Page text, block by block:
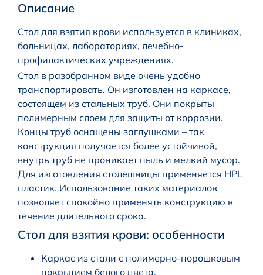
Описание
Стол для взятия крови используется в клиниках,
больницах, лабораториях, лечебно-
профилактических учреждениях.
Стол в разобранном виде очень удобно
транспортировать. Он изготовлен на каркасе,
состоящем из стальных труб. Они покрыты
полимерным слоем для защиты от коррозии.
Концы труб оснащены заглушками – так
конструкция получается более устойчивой,
внутрь труб не проникает пыль и мелкий мусор.
Для изготовления столешницы применяется HPL
пластик. Использование таких материалов
позволяет спокойно применять конструкцию в
течение длительного срока.
Стол для взятия крови: особенности
Каркас из стали с полимерно-порошковым
покрытием белого цвета.